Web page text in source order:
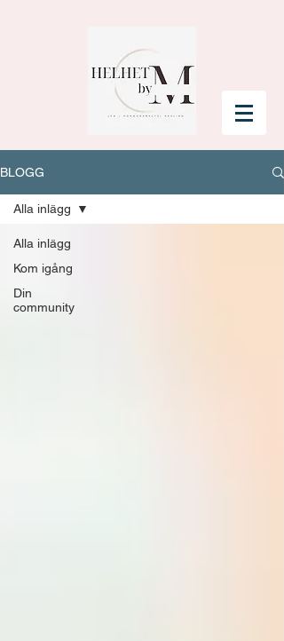
BLOGG
Alla inlägg
Kom igång
Din
community
Alla inlägg